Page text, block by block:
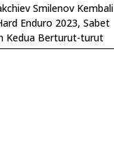
Smilenov Kembali
Enduro 2023, Sabet
Kedua Berturut-turut